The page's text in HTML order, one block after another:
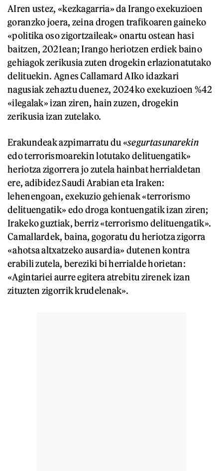
AIren ustez, «kezkagarria» da Irango exekuzioen
goranzko joera, zeina drogen trafikoaren gaineko
«politika oso zigortzaileak» onartu ostean hasi
baitzen, 2021ean; Irango heriotzen erdiek baino
gehiagok zerikusia zuten drogekin erlazionatutako
delituekin. Agnes Callamard AIko idazkari
nagusiak zehaztu duenez, 2024ko exekuzioen %42
«ilegalak» izan ziren, hain zuzen, drogekin
zerikusia izan zutelako.
Erakundeak azpimarratu du «segurtasunarekin
edo terrorismoarekin lotutako delituengatik»
heriotza zigorrera jo zutela hainbat herrialdetan
ere, adibidez Saudi Arabian eta Iraken:
lehenengoan, exekuzio gehienak «terrorismo
delituengatik» edo droga kontuengatik izan ziren;
Irakeko guztiak, berriz «terrorismo delituengatik».
Camallardek, baina, gogoratu du heriotza zigorra
«ahotsa altxatzeko ausardia» dutenen kontra
erabili zutela, bereziki bi herrialde horietan:
«Agintariei aurre egitera atrebitu zirenek izan
zituzten zigorrik krudelenak».